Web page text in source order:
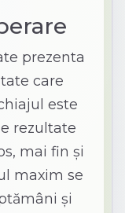
prezenta
care
este
rezultate
mai fin și
maxim se
și